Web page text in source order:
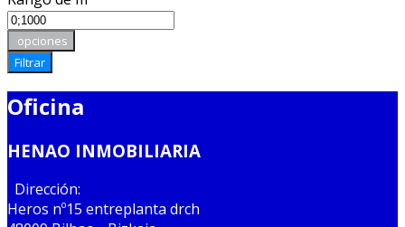
opciones
Filtrar
Oficina
HENAO INMOBILIARIA
Dirección:
Heros nº15 entreplanta drch